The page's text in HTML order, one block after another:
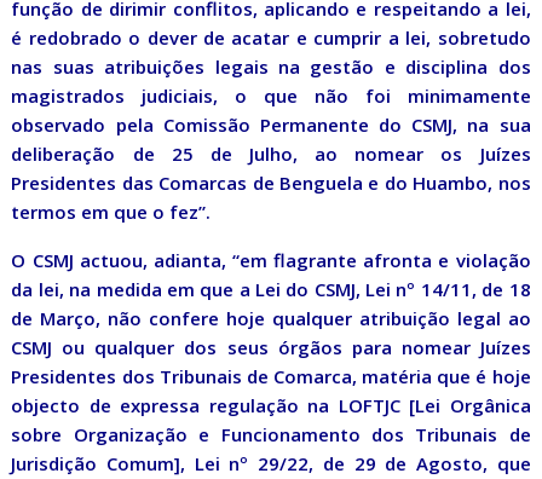
função de dirimir conflitos, aplicando e respeitando a lei,
é redobrado o dever de acatar e cumprir a lei, sobretudo
nas suas atribuições legais na gestão e disciplina dos
magistrados judiciais, o que não foi minimamente
observado pela Comissão Permanente do CSMJ, na sua
deliberação de 25 de Julho, ao nomear os Juízes
Presidentes das Comarcas de Benguela e do Huambo, nos
termos em que o fez”.
O CSMJ actuou, adianta, “em flagrante afronta e violação
da lei, na medida em que a Lei do CSMJ, Lei nº 14/11, de 18
de Março, não confere hoje qualquer atribuição legal ao
CSMJ ou qualquer dos seus órgãos para nomear Juízes
Presidentes dos Tribunais de Comarca, matéria que é hoje
objecto de expressa regulação na LOFTJC [Lei Orgânica
sobre Organização e Funcionamento dos Tribunais de
Jurisdição Comum], Lei nº 29/22, de 29 de Agosto, que